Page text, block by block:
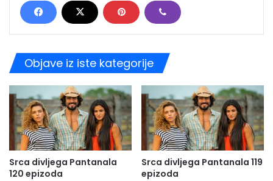
Objave iz iste kategorije
Srca divljega Pantanala
120 epizoda
Srca divljega Pantanala 119
epizoda